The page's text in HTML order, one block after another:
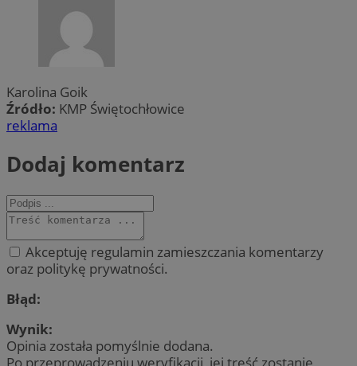
Karolina Goik
Źródło: KMP Świętochłowice
reklama
Dodaj komentarz
Akceptuję regulamin zamieszczania komentarzy
oraz politykę prywatności.
Błąd:
Wynik:
Opinia została pomyślnie dodana.